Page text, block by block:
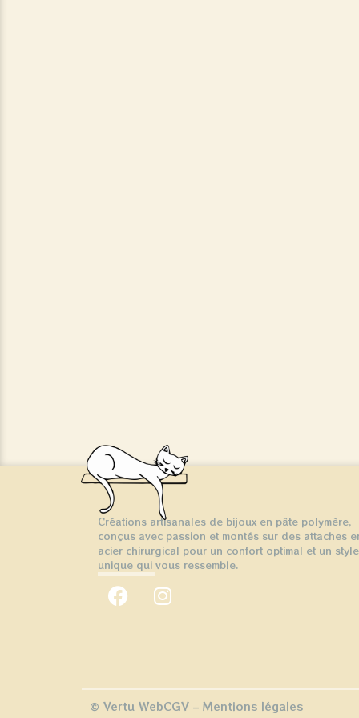
Créations artisanales de bijoux en pâte polymère,
conçus avec passion et montés sur des attaches
acier chirurgical pour un confort optimal et un style
unique qui vous ressemble.
© Vertu WebCGV – Mentions légales